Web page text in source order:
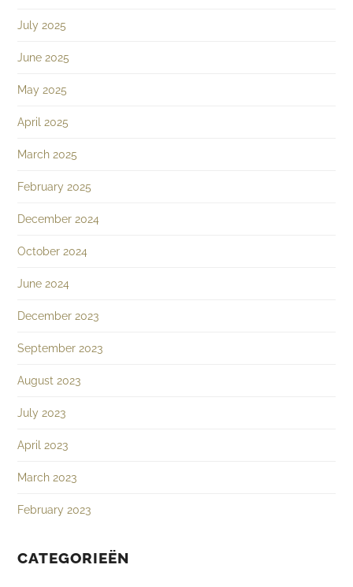
July 2025
June 2025
May 2025
April 2025
March 2025
February 2025
December 2024
October 2024
June 2024
December 2023
September 2023
August 2023
July 2023
April 2023
March 2023
February 2023
CATEGORIEËN